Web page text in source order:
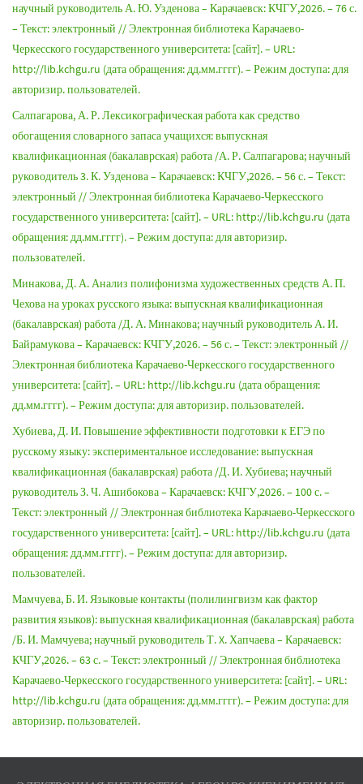
научный руководитель А. Ю. Узденова – Карачаевск: КЧГУ,2026. – 76 с.
– Текст: электронный // Электронная библиотека Карачаево-
Черкесского государственного университета: [сайт]. – URL:
http://lib.kchgu.ru (дата обращения: дд.мм.гггг). – Режим доступа: для
авторизир. пользователей.
Салпагарова, А. Р. Лексикографическая работа как средство
обогащения словарного запаса учащихся: выпускная
квалификационная (бакалаврская) работа /А. Р. Салпагарова; научный
руководитель 3. К. Узденова – Карачаевск: КЧГУ,2026. – 56 с. – Текст:
электронный // Электронная библиотека Карачаево-Черкесского
государственного университета: [сайт]. – URL: http://lib.kchgu.ru (дата
обращения: дд.мм.гггг). – Режим доступа: для авторизир.
пользователей.
Минакова, Д. А. Анализ полифонизма художественных средств А. П.
Чехова на уроках русского языка: выпускная квалификационная
(бакалаврская) работа /Д. А. Минакова; научный руководитель А. И.
Байрамукова – Карачаевск: КЧГУ,2026. – 56 с. – Текст: электронный //
Электронная библиотека Карачаево-Черкесского государственного
университета: [сайт]. – URL: http://lib.kchgu.ru (дата обращения:
дд.мм.гггг). – Режим доступа: для авторизир. пользователей.
Хубиева, Д. И. Повышение эффективности подготовки к ЕГЭ по
русскому языку: экспериментальное исследование: выпускная
квалификационная (бакалаврская) работа /Д. И. Хубиева; научный
руководитель З. Ч. Ашибокова – Карачаевск: КЧГУ,2026. – 100 с. –
Текст: электронный // Электронная библиотека Карачаево-Черкесского
государственного университета: [сайт]. – URL: http://lib.kchgu.ru (дата
обращения: дд.мм.гггг). – Режим доступа: для авторизир.
пользователей.
Мамчуева, Б. И. Языковые контакты (полилингвизм как фактор
развития языков): выпускная квалификационная (бакалаврская) работа
/Б. И. Мамчуева; научный руководитель Т. X. Хапчаева – Карачаевск:
КЧГУ,2026. – 63 с. – Текст: электронный // Электронная библиотека
Карачаево-Черкесского государственного университета: [сайт]. – URL:
http://lib.kchgu.ru (дата обращения: дд.мм.гггг). – Режим доступа: для
авторизир. пользователей.